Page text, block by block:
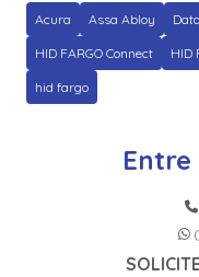
Acura Assa Abloy
HID FARGO Connect HID
hid fargo